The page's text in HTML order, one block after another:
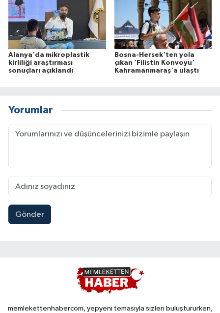
Alanya'da mikroplastik
kirliliği araştırması
sonuçları açıklandı
Bosna-Hersek'ten yola
çıkan 'Filistin Konvoyu'
Kahramanmaraş'a ulaştı
Yorumlar
Gönder
memlekettenhabercom, yepyeni temasıyla sizleri buluştururken,